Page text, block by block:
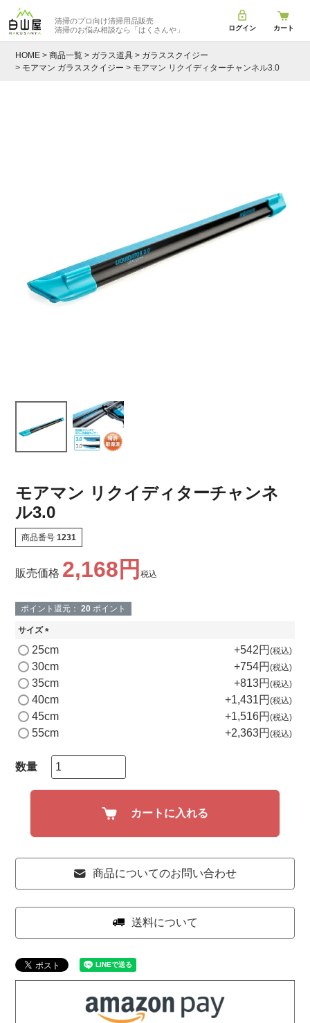
清掃のプロ向け清掃用品販売
清掃のお悩み相談なら 「はくさんや」 ログイン カート
HOME 商品一覧 ガラス道具
ガラススクイジー
モアマン ガラススクイジー
モアマン リクイディターチャンネル3.0
モアマン リクイディターチャンネ
ル3.0
商品番号 1231
販売価格 2,168 税込
ポイント還元： 20 ポイント
サイズ
(
須
)
25cm +542 税込
30cm +754 税込
35cm +813 税込
40cm +1,431 税込
45cm +1,516 税込
55cm +2,363 税込
カートに入れる
商品についてのお問い合わせ
送料について